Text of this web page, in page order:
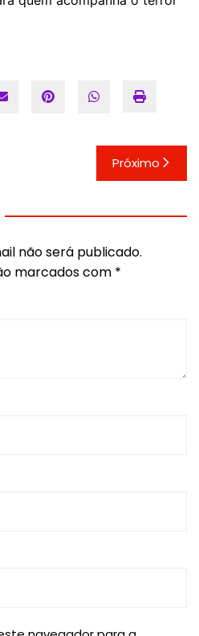
Próximo
não será publicado.
marcados com *